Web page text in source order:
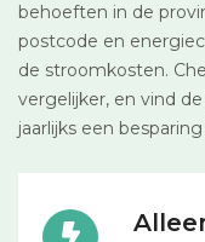
behoeften in de
postcode en
de stroomkosten.
vergelijker, en vind
jaarlijks een